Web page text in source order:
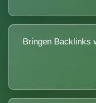
Bringen Backlinks